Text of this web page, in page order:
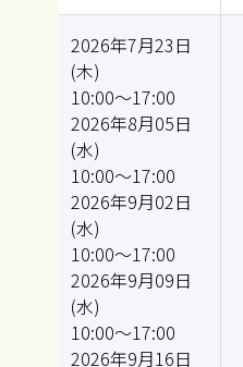
2026年7月23日
(木)
10:00～17:00
2026年8月05日
(水)
10:00～17:00
2026年9月02日
(水)
10:00～17:00
2026年9月09日
(水)
10:00～17:00
2026年9月16日